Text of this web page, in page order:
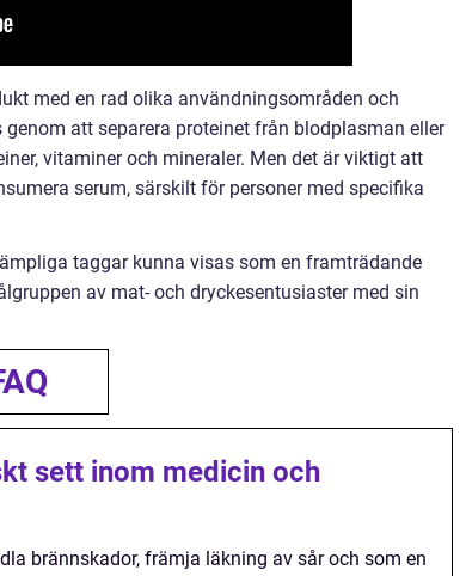
med en rad olika användningsområden och
att separera proteinet från blodplasman eller
vitaminer och mineraler. Men det är viktigt att
serum, särskilt för personer med specifika
taggar kunna visas som en framträdande
av mat- och dryckesentusiaster med sin
sett inom medicin och
brännskador, främja läkning av sår och som en